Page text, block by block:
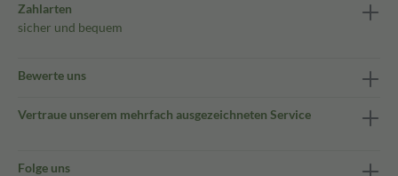
Zahlarten
sicher und bequem
Bewerte uns
Vertraue unserem mehrfach ausgezeichneten Service
Folge uns